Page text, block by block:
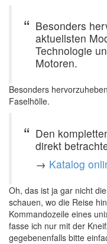
Besonders
aktuellsten
Technologie
Motoren.
Besonders
Faselhölle.
Den
direkt
→ Katalog
Oh, das ist ja gar nicht
schauen, wo die Reise
Kommandozeile eines
fasse ich nur mit der
gegebenenfalls bitte